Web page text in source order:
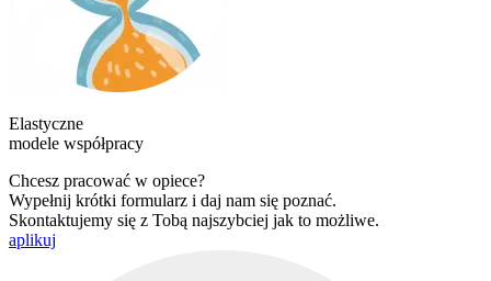
Elastyczne
modele współpracy
Chcesz pracować w opiece?
Wypełnij krótki formularz i daj nam się poznać.
Skontaktujemy się z Tobą najszybciej jak to możliwe.
aplikuj